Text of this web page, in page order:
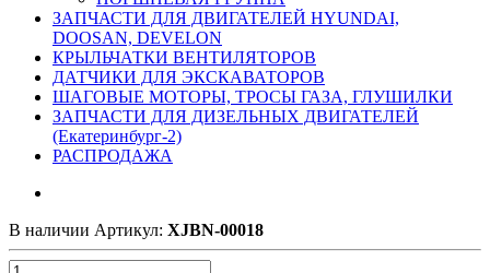
ЗАПЧАСТИ ДЛЯ ДВИГАТЕЛЕЙ HYUNDAI,
DOOSAN, DEVELON
КРЫЛЬЧАТКИ ВЕНТИЛЯТОРОВ
ДАТЧИКИ ДЛЯ ЭКСКАВАТОРОВ
ШАГОВЫЕ МОТОРЫ, ТРОСЫ ГАЗА, ГЛУШИЛКИ
ЗАПЧАСТИ ДЛЯ ДИЗЕЛЬНЫХ ДВИГАТЕЛЕЙ
(Екатеринбург-2)
РАСПРОДАЖА
В наличии Артикул: XJBN-00018